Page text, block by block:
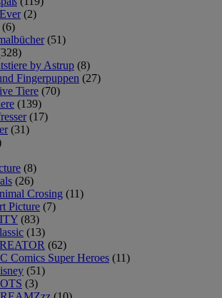
(2)
(6)
(51)
by Astrup (8)
Fingerpuppen (27)
Tiere (70)
(139)
(17)
(31)
(8)
(26)
Crosing (11)
Picture (7)
(83)
(13)
(62)
Comics Super Heroes (11)
(51)
(3)